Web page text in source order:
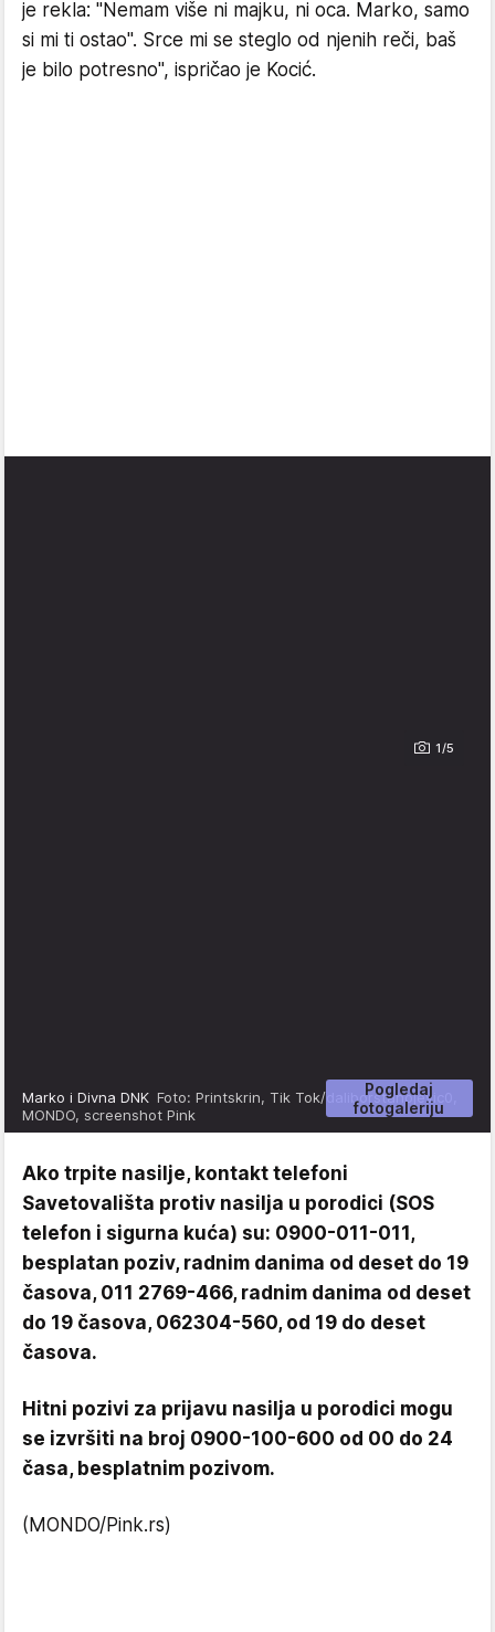
je rekla: ''Nemam više ni majku, ni oca. Marko, samo
si mi ti ostao''. Srce mi se steglo od njenih reči, baš
je bilo potresno", ispričao je Kocić.
1/5
Pogledaj
fotogaleriju
Marko i Divna DNK Foto: Printskrin, Tik Tok/daliborstanojevic0,
MONDO, screenshot Pink
Ako trpite nasilje, kontakt telefoni
Savetovališta protiv nasilja u porodici (SOS
telefon i sigurna kuća) su: 0900-011-011,
besplatan poziv, radnim danima od deset do 19
časova, 011 2769-466, radnim danima od deset
do 19 časova, 062304-560, od 19 do deset
časova.
Hitni pozivi za prijavu nasilja u porodici mogu
se izvršiti na broj 0900-100-600 od 00 do 24
časa, besplatnim pozivom.
(MONDO/Pink.rs)